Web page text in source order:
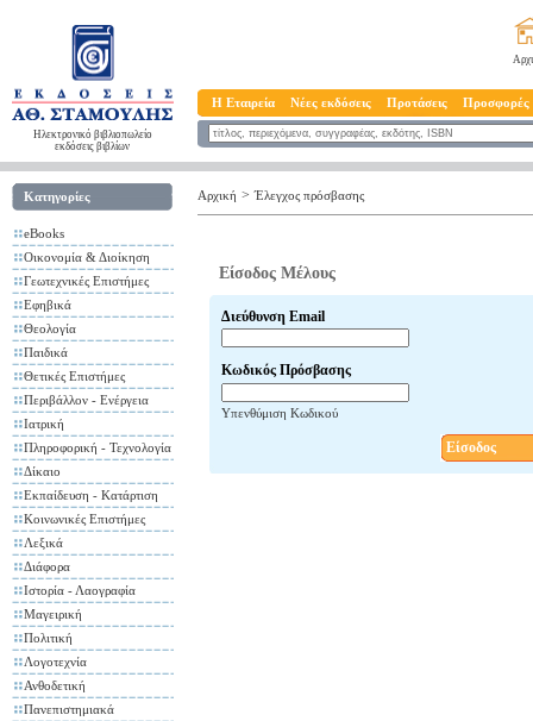
Ηλεκτρονικό βιβλιοπωλείο
εκδόσεις βιβλίων
Η Εταιρεία Νέες εκδόσεις Προτάσεις Προσφορές
Κατηγορίες
eBooks
Οικονομία & Διοίκηση
Γεωτεχνικές Επιστήμες
Εφηβικά
Θεολογία
Παιδικά
Θετικές Επιστήμες
Περιβάλλον - Ενέργεια
Ιατρική
Πληροφορική - Τεχνολογία
Δίκαιο
Εκπαίδευση - Κατάρτιση
Κοινωνικές Επιστήμες
Λεξικά
Διάφορα
Ιστορία - Λαογραφία
Μαγειρική
Πολιτική
Λογοτεχνία
Ανθοδετική
Πανεπιστημιακά
Αρχική > Έλεγχος πρόσβασης
Είσοδος Μέλους
Διεύθυνση Email
Κωδικός Πρόσβασης
Υπενθύμιση Κωδικού
Είσοδος